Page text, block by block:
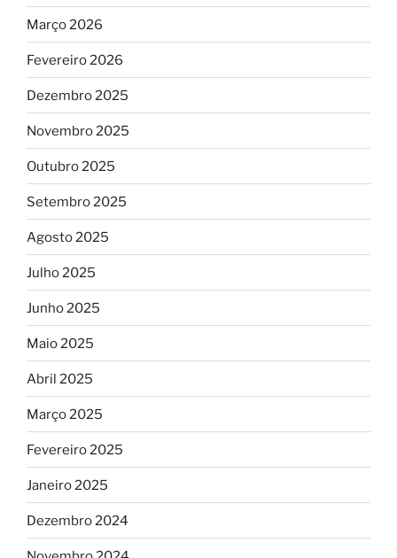
Março 2026
Fevereiro 2026
Dezembro 2025
Novembro 2025
Outubro 2025
Setembro 2025
Agosto 2025
Julho 2025
Junho 2025
Maio 2025
Abril 2025
Março 2025
Fevereiro 2025
Janeiro 2025
Dezembro 2024